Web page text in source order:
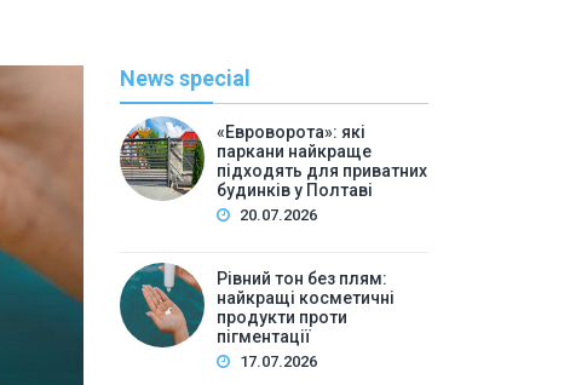
News special
«Евроворота»: які
паркани найкраще
підходять для приватних
будинків у Полтаві
20.07.2026
Рівний тон без плям:
найкращі косметичні
продукти проти
пігментації
17.07.2026